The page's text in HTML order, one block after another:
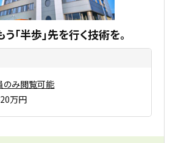
「半歩」先を行く技術を。
のみ閲覧可能
万円